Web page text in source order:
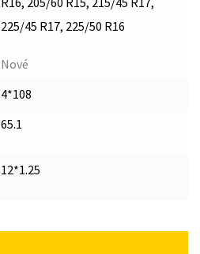
225/45 R17, 225/50 R16
Nové
4*108
65.1
12*1.25